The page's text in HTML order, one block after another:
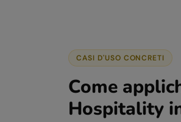
CASI D'USO CONCRETI
Come
Hospitality